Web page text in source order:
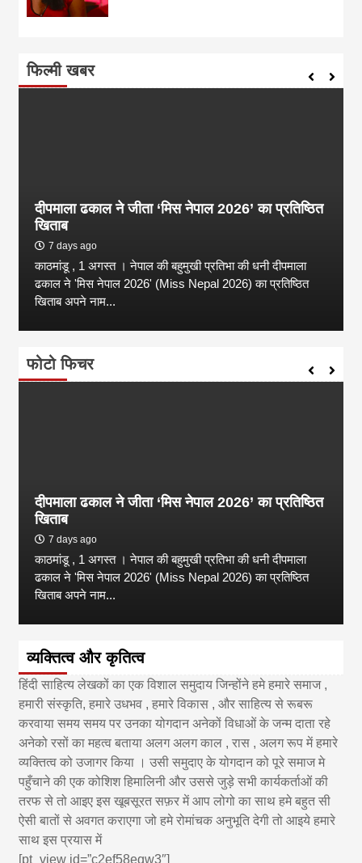
फिल्मी खबर
दीपमाला ढकाल ने जीता ‘मिस नेपाल 2026’ का प्रतिष्ठित
खिताब
7 days ago
काठमांडू , 1 अगस्त । नेपाल की बहुमुखी प्रतिभा की धनी दीपमाला
ढकाल ने 'मिस नेपाल 2026' (Miss Nepal 2026) का प्रतिष्ठित
खिताब अपने नाम...
फोटो फिचर
दीपमाला ढकाल ने जीता ‘मिस नेपाल 2026’ का प्रतिष्ठित
खिताब
7 days ago
काठमांडू , 1 अगस्त । नेपाल की बहुमुखी प्रतिभा की धनी दीपमाला
ढकाल ने 'मिस नेपाल 2026' (Miss Nepal 2026) का प्रतिष्ठित
खिताब अपने नाम...
व्यक्तित्व और कृतित्व
हिंदी साहित्य लेखकों का एक विशाल समुदाय जिन्होंने हमे हमारे समाज ,
हमारी संस्कृति, हमारे उधभव , हमारे विकास , और साहित्य से रूबरू
करवाया समय समय पर उनका योगदान अनेकों विधाओं के जन्म दाता रहे
अनेको रसों का महत्व बताया अलग अलग काल , रास , अलग रूप में हमारे
व्यक्तित्व को उजागर किया । उसी समुदाए के योगदान को पूरे समाज मे
पहुँचाने की एक कोशिश हिमालिनी और उससे जुड़े सभी कार्यकर्ताओं की
तरफ से तो आइए इस खूबसूरत सफ़र में आप लोगो का साथ हमे बहुत सी
ऐसी बातों से अवगत कराएगा जो हमे रोमांचक अनुभूति देगी तो आइये हमारे
साथ इस प्रयास में
[pt_view id=”c2ef58eqw3″]